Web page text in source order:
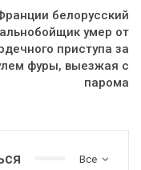
белорусский
умер от
приступа за
фуры, выезжая с
парома
Все